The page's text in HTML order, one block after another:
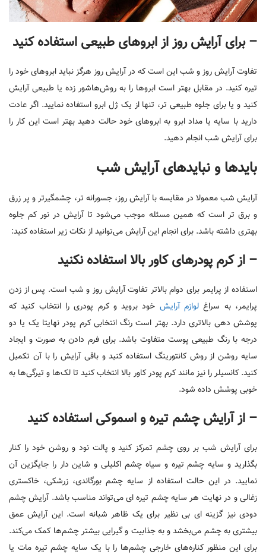
– برای آرایش روز از ابروهای طبیعی استفاده کنید
تفاوت آرایش روز و شب این است که در آرایش روز هرگز نباید ابروهای خود را
تیره کنید. در مقابل بهتر است ابروها را به روش‌هاشور زده یا طبیعی آرایش
کنید و یا برای جلوه طبیعی تر، تنها از یک ژل ابرو استفاده نمایید. اگر عادت
دارید با سایه یا مداد ابرو به ابروهای خود حالت دهید بهتر است این کار را
برای آرایش شب انجام دهید.
بایدها و نبایدهای آرایش شب
آرایش شب معمولا در مقایسه با آرایش روز، جسورانه تر، چشمگیرتر و پر زرق
و برق تر است که همین مسئله موجب می‌شود تا آرایش در نور کم جلوه
بهتری داشته باشد. برای انجام این آرایش می‌توانید از نکات زیر استفاده کنید:
– از کرم پودرهای کاور بالا استفاده نکنید
استفاده از پرایمر برای دوام بالاتر تفاوت آرایش روز و شب است. پس از زدن
پرایمر، به سراغ لوازم آرایش خود بروید و کرم پودری را انتخاب کنید که
پوشش دهی بالاتری دارد. بهتر است رنگ انتخابی کرم پودر نهایتا یک یا دو
درجه با رنگ طبیعی پوست متفاوت باشد. برای فرم دادن به صورت و ایجاد
سایه روشن از روش کانتورینگ استفاده کنید و باقی آرایش را با آن تکمیل
کنید. کانسیلر را نیز مانند کرم پودر کاور بالا انتخاب کنید تا لک‌ها و تیرگی‌ها به
خوبی پوشش داده شود.
– از آرایش چشم تیره و اسموکی استفاده کنید
برای آرایش شب بر روی چشم تمرکز کنید و پالت نود و روشن خود را کنار
بگذارید و سایه چشم تیره و سیاه چشم اکلیلی و شاین دار را جایگزین آن
نمایید. در این حالت استفاده از سایه چشم بورگاندی، زرشکی، خاکستری
زغالی و در نهایت هر سایه چشم تیره ای می‌تواند مناسب باشد. آرایش چشم
دودی نیز گزینه ای بی نظیر برای یک ظاهر شبانه است. این آرایش عمق
بیشتری به چشم می‌بخشد و به جذابیت و گیرایی بیشتر چشم‌ها کمک می‌کند.
برای این منظور کناره‌های خارجی چشم‌ها را با یک سایه چشم تیره مات یا